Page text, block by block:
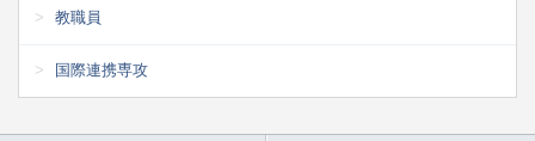
教職員
国際連携専攻